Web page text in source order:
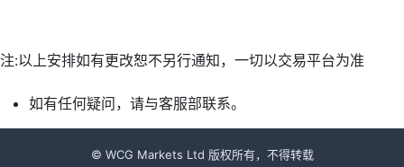
注:以上安排如有更改恕不另行通知，一切以交易平台为准
如有任何疑问，请与客服部联系。
© WCG Markets Ltd 版权所有，不得转载